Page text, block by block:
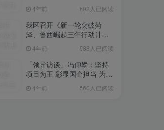
4年前 602人已阅读
我区召开《新一轮突破菏
泽、鲁西崛起三年行动计划
意见稿）政策分析研判会议
4年前 588人已阅读
「领导访谈」冯仰攀：坚持
项目为王 彰显国企担当 为全
点项目建设贡献“交发力量”
4年前 560人已阅读